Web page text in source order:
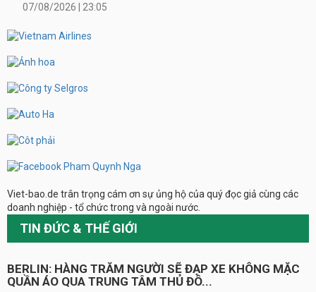
07/08/2026 | 23:05
Viet-bao.de trân trọng cám ơn sự ủng hộ của quý đọc giả cùng các
doanh nghiệp - tổ chức trong và ngoài nước.
TIN ĐỨC & THẾ GIỚI
BERLIN: HÀNG TRĂM NGƯỜI SẼ ĐẠP XE KHÔNG MẶC
QUẦN ÁO QUA TRUNG TÂM THỦ ĐÔ...